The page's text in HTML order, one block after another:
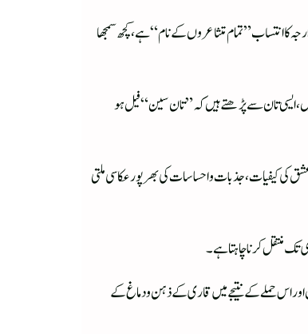
کا انتساب”تمام متشاعروں کے نام“ ہے، کچھ سمجھا
ایسی تان سے پڑھتے ہیں کہ ”تان سین“ فیل ہو
کی کیفیات، جذبات و احساسات کی بھر پور عکاسی ملتی
تک منتقل کرنا چاہتا ہے۔
اس حملے کے نتیجے میں قاری کے ذہن و دماغ کے